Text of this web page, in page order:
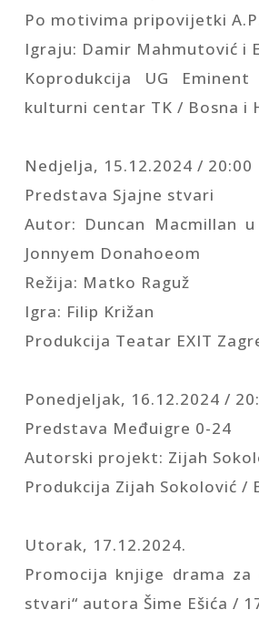
Po motivima pripovijetki
Igraju: Damir Mahmutović i
Koprodukcija UG
kulturni centar TK / Bosna i
Nedjelja, 15.12.2024 / 20:00
Predstava Sjajne stvari
Autor: Duncan Macmillan
Jonnyem Donahoeom
Režija: Matko Raguž
Igra: Filip Križan
Produkcija Teatar EXIT
Ponedjeljak, 16.12.2024 /
Predstava Međuigre 0-24
Autorski projekt: Zijah
Produkcija Zijah Sokolović /
Utorak, 17.12.2024.
Promocija knjige drama za
stvari“ autora Šime Ešića /